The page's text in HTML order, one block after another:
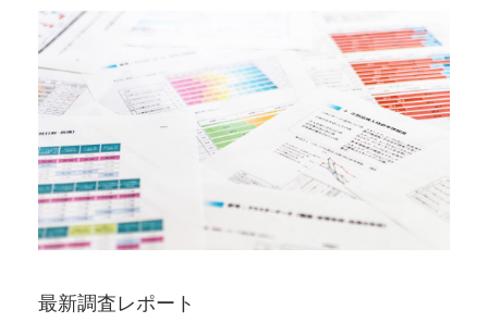
最新調査レポート